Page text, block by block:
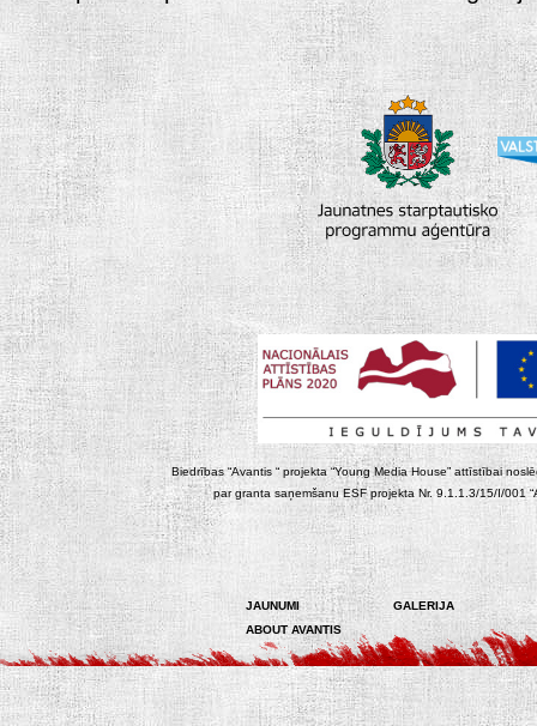
Biedrības “Avantis “ projekta “Young Media House” attīstībai
par granta saņemšanu ESF projekta Nr. 9.1.1.3/15/I/001
JAUNUMI
GALERIJA
ABOUT AVANTIS